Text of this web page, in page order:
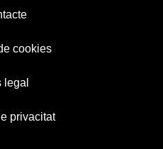
cookies
legal
privacitat